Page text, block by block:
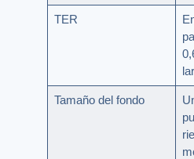
TER
Tamaño del fondo